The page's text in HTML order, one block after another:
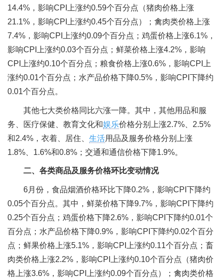
14.4%，影响CPI上涨约0.59个百分点（猪肉价格上涨
21.1%，影响CPI上涨约0.45个百分点）；禽肉类价格上涨
7.4%，影响CPI上涨约0.09个百分点；鸡蛋价格上涨6.1%，
影响CPI上涨约0.03个百分点；鲜菜价格上涨4.2%，影响
CPI上涨约0.10个百分点；粮食价格上涨0.6%，影响CPI上
涨约0.01个百分点；水产品价格下降0.5%，影响CPI下降约
0.01个百分点。
其他七大类价格同比六涨一降。其中，其他用品和服
务、医疗保健、教育文化和娱乐价格分别上涨2.7%、2.5%
和2.4%，衣着、居住、 生活用品及服务价格分别上涨
1.8%、1.6%和0.8%；交通和通信价格下降1.9%。
二、各类商品及服务价格环比变动情况
6月份，食品烟酒价格环比下降0.2%，影响CPI下降约
0.05个百分点。其中，鲜菜价格下降9.7%，影响CPI下降约
0.25个百分点；鸡蛋价格下降2.6%，影响CPI下降约0.01个
百分点；水产品价格下降0.9%，影响CPI下降约0.02个百分
点；鲜果价格上涨5.1%，影响CPI上涨约0.11个百分点；畜
肉类价格上涨2.2%，影响CPI上涨约0.10个百分点（猪肉价
格上涨3.6%，影响CPI上涨约0.09个百分点）；禽肉类价格